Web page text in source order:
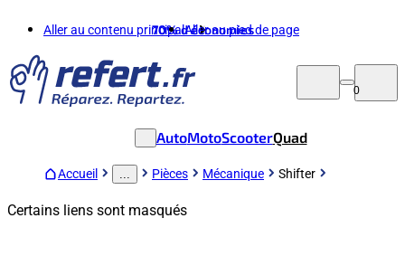
Aller au contenu principalAller au pied de page
70%d'économies
0
AutoMotoScooterQuad
Accueil Pièces Mécanique Shifter
Certains liens sont masqués